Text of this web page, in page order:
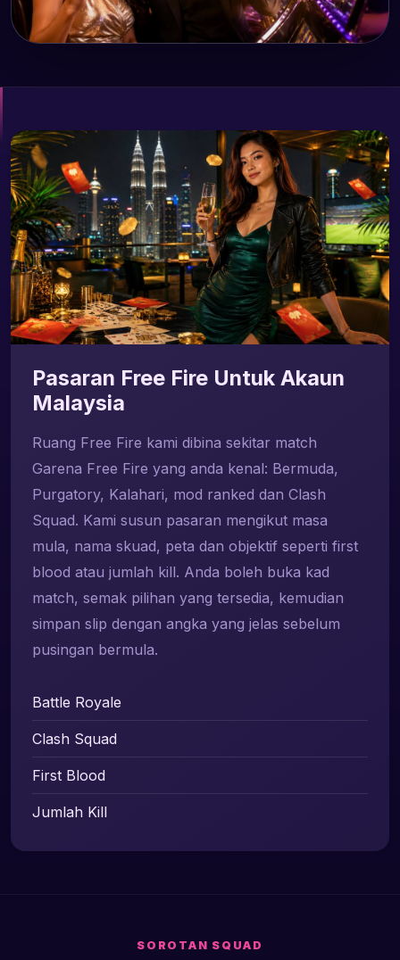
Pasaran Free Fire Untuk Akaun
Malaysia
Ruang Free Fire kami dibina sekitar match
Garena Free Fire yang anda kenal: Bermuda,
Purgatory, Kalahari, mod ranked dan Clash
Squad. Kami susun pasaran mengikut masa
mula, nama skuad, peta dan objektif seperti first
blood atau jumlah kill. Anda boleh buka kad
match, semak pilihan yang tersedia, kemudian
simpan slip dengan angka yang jelas sebelum
pusingan bermula.
Battle Royale
Clash Squad
First Blood
Jumlah Kill
SOROTAN SQUAD